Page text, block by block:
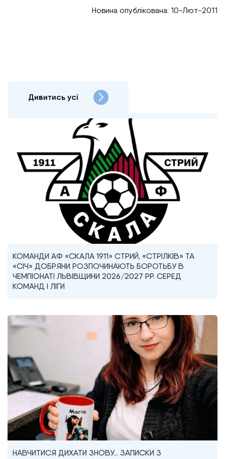
Новина опублікована: 10-Лют-2011
Дивитись усі
КОМАНДИ АФ «СКАЛА 1911» СТРИЙ, «СТРІЛКІВ» ТА
«СІЧ» ДОБРЯНИ РОЗПОЧИНАЮТЬ БОРОТЬБУ В
ЧЕМПІОНАТІ ЛЬВІВЩИНИ 2026/2027 РР. СЕРЕД
КОМАНД I ЛІГИ
НАВЧИТИСЯ ДИХАТИ ЗНОВУ… ЗАПИСКИ З